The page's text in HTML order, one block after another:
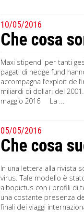
10/05/2016
Che cosa
Maxi stipendi per tanti
pagati di hedge fund
accompagna l’exploit
miliardi di dollari del
maggio 2016 La ...
05/05/2016
Che cosa
In una lettera alla rivista
virus. Tale modello è
albopictus con i profili di
una costante presenza
finali dei viaggi